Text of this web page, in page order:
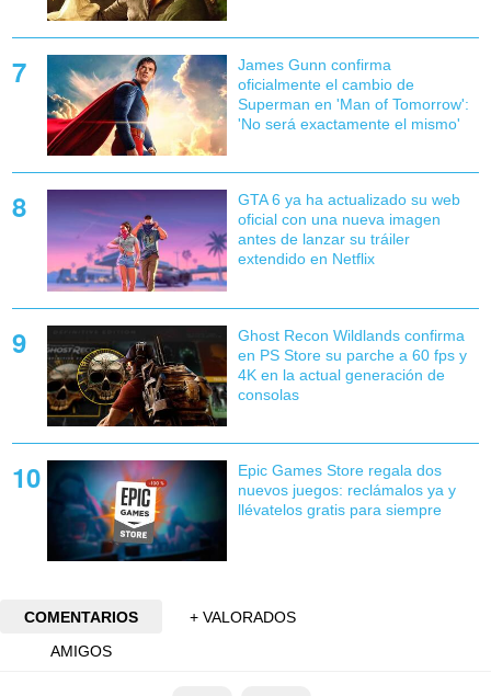
James Gunn confirma
oficialmente el cambio de
Superman en 'Man of Tomorrow':
'No será exactamente el mismo'
GTA 6 ya ha actualizado su web
oficial con una nueva imagen
antes de lanzar su tráiler
extendido en Netflix
Ghost Recon Wildlands confirma
en PS Store su parche a 60 fps y
4K en la actual generación de
consolas
Epic Games Store regala dos
nuevos juegos: reclámalos ya y
llévatelos gratis para siempre
COMENTARIOS
+ VALORADOS
AMIGOS